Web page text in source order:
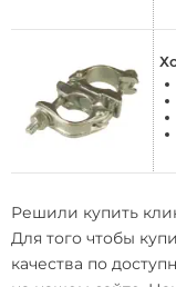
Решили купить
Для того чтобы
качества по